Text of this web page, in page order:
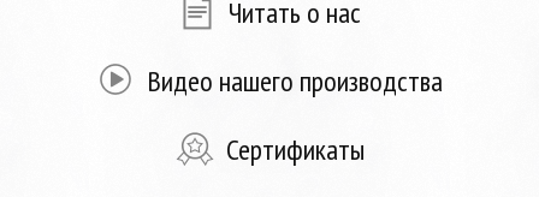
Читать о нас
Видео нашего производства
Сертификаты